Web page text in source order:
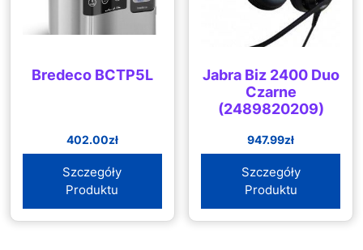
Bredeco BCTP5L
402.00zł
Szczegóły
Produktu
Jabra Biz 2400 Duo
Czarne
(2489820209)
947.99zł
Szczegóły
Produktu